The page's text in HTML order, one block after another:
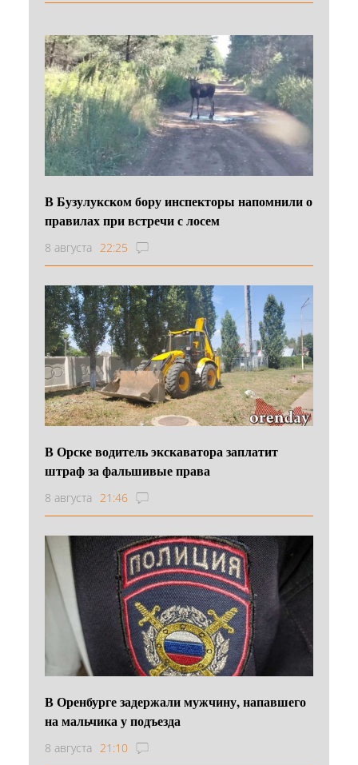
В Бузулукском бору инспекторы напомнили о
правилах при встречи с лосем
8 августа 22:25
В Орске водитель экскаватора заплатит
штраф за фальшивые права
8 августа 21:46
В Оренбурге задержали мужчину, напавшего
на мальчика у подъезда
8 августа 21:10